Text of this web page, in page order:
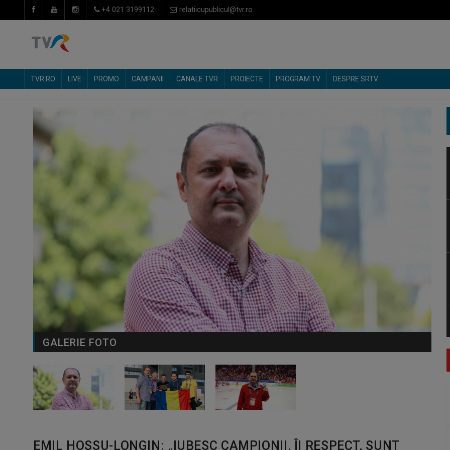
+4 021 3199112 relatiicupublicul@tvr.ro
TVR.RO LIVE PROMO CAMPANII CANALE TVR PROIECTE PROGRAM TV DESPRE SRTV
GALERIE FOTO
EMIL HOSSU-LONGIN: „IUBESC CAMPIONII, ÎI RESPECT, SUNT